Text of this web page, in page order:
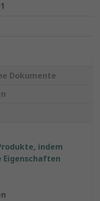
Dokumente
indem
Eigenschaften